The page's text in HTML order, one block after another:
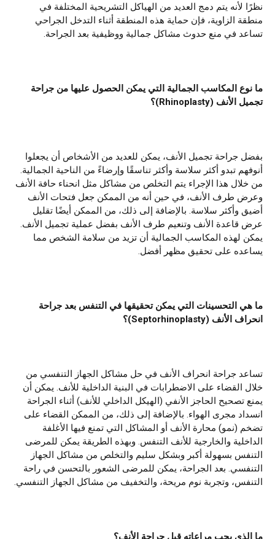
نظرًا لأنه يتم دمج العديد من الهياكل التشريحية المختلفة في
منطقة الزاوية، فإن حماية هذه المنطقة أثناء التدخل الجراحي
تساعد في منع حدوث مشاكل جمالية ووظيفية بعد الجراحة.
ما نوع المكاسب الجمالية التي يمكن الحصول عليها من جراحة
تجميل الأنف (
Rhinoplasty )؟
بفضل جراحة تجميل الأنف، يمكن للعديد من الأشخاص أن يجعلوا
أنوفهم تبدو أكثر سلاسة وأكثر تناسقًا وإرضاءً من الناحية الجمالية.
من خلال هذا الإجراء يتم التخلص من مشاكل مثل انحناء حافة الأنف
وعرض طرف الأنف، في حين أنه من الممكن جعل فتحات الأنف
أضيق وأكثر سلاسة. بالإضافة إلى ذلك، من الممكن أيضًا تقليل
عرض قاعدة الأنف وتنعيم طرف الأنف بفضل عملية تجميل الأنف.
يمكن لهذه المكاسب الجمالية أن تزيد من سلامة الشخص مما
يساعده على تحقيق مظهر أفضل.
ما هي التحسينات التي يمكن تحقيقها في التنفس بعد جراحة
انحراف الأنف (Septorhinoplasty)؟
تساعد جراحة انحراف الأنف في حل مشاكل الجهاز التنفسي من
خلال القضاء على الاضطرابات في البنية الداخلية للأنف. يمكن أن
يمنع تصحيح الحاجز الأنفي (الهيكل الداخلي للأنف) أثناء الجراحة
انسداد مجرى الهواء. بالإضافة إلى ذلك، من الممكن القضاء على
تضخم (نمو) محارة الأنف أو المشاكل التي تمنع فيها الأغلفة
الداخلية والخارجية للأنف التنفس. وبهذه الطريقة يمكن للمرضى
التنفس بسهولة أكبر وبشكل سليم والتخلص من مشاكل الجهاز
التنفسي. بعد الجراحة، يمكن للمرضى الشعور بالتحسن في راحة
التنفس، وتجربة نوم مريحة، والتخفيف من مشاكل الجهاز التنفسي.
ما الذي يجب مراعاته قبل جراحة الأنف؟